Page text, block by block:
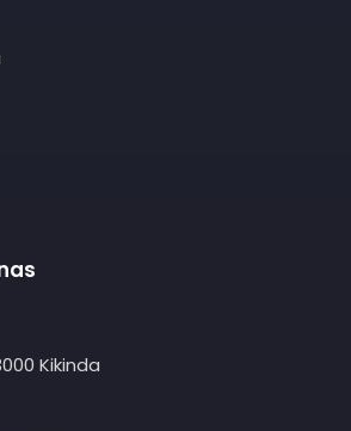
Kikinda